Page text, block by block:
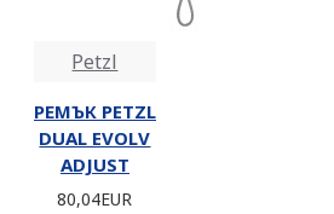
Petzl
РЕМЪК PETZL
DUAL EVOLV
ADJUST
80,04EUR